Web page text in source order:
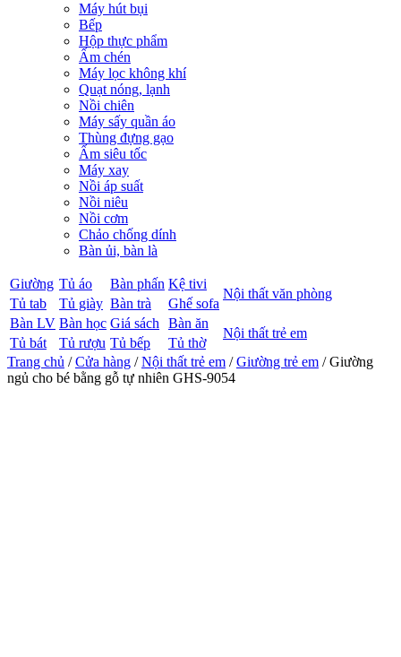
Máy hút bụi
Bếp
Hộp thực phẩm
Ấm chén
Máy lọc không khí
Quạt nóng, lạnh
Nồi chiên
Máy sấy quần áo
Thùng đựng gạo
Ấm siêu tốc
Máy xay
Nồi áp suất
Nồi niêu
Nồi cơm
Chảo chống dính
Bàn ủi, bàn là
Giường Tủ áo Bàn phấn Kệ tivi
Nội thất văn phòng
Tủ tab Tủ giày Bàn trà
Ghế sofa
Bàn LV Bàn học Giá sách Bàn ăn
Nội thất trẻ em
Tủ bát Tủ rượu Tủ bếp
Tủ thờ
Trang chủ /Cửa hàng /Nội thất trẻ em /Giường trẻ em / Giường
ngủ cho bé bằng gỗ tự nhiên GHS-9054